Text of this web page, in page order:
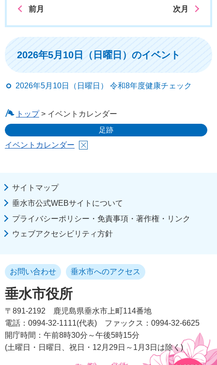
前月 次月
2026年5月10日（日曜日）のイベント
2026年5月10日（日曜日） 令和8年度健康チェック
トップ> イベントカレンダー
足跡
イベントカレンダー
サイトマップ
垂水市公式WEBサイトについて
プライバシーポリシー・免責事項・著作権・リンク
ウェブアクセシビリティ方針
垂水市役所
お問い合わせ 垂水市へのアクセス
〒891-2192
鹿児島県垂水市上町114番地
電話：0994-32-1111(代表)
ファックス：0994-32-6625
開庁時間：午前8時30分～午後5時15分
(土曜日・日曜日、祝日・12月29日～1月3日は除く)